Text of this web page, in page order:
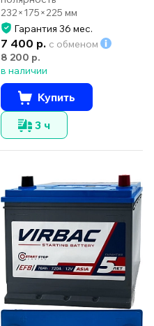
232×175×225 мм
Гарантия 36 мес.
7 400 р. с обменом
8 200 р.
в наличии
Купить
3 ч